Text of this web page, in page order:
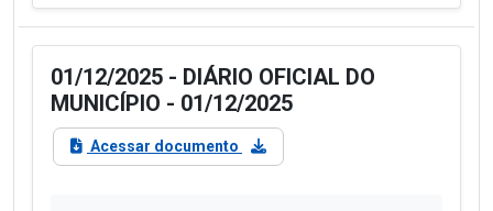
01/12/2025 - DIÁRIO OFICIAL DO
MUNICÍPIO - 01/12/2025
Acessar documento